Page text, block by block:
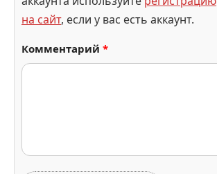
на сайт, если у вас есть аккаунт.
Комментарий *